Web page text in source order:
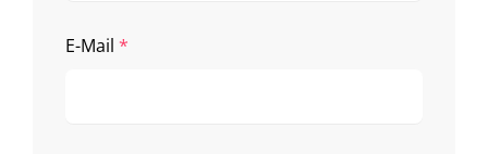
E-Mail *